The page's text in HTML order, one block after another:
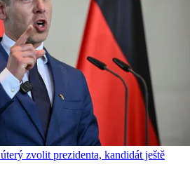
zvolit prezidenta, kandidát ještě